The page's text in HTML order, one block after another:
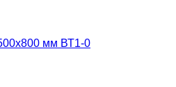
мм ВТ1-0